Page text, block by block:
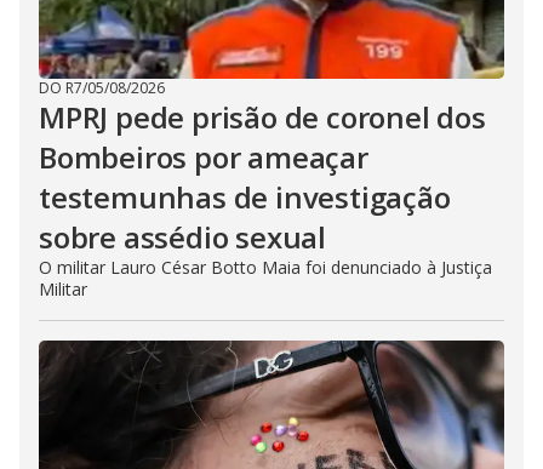
DO R7/05/08/2026
MPRJ pede prisão de coronel dos
Bombeiros por ameaçar
testemunhas de investigação
sobre assédio sexual
O militar Lauro César Botto Maia foi denunciado à Justiça
Militar